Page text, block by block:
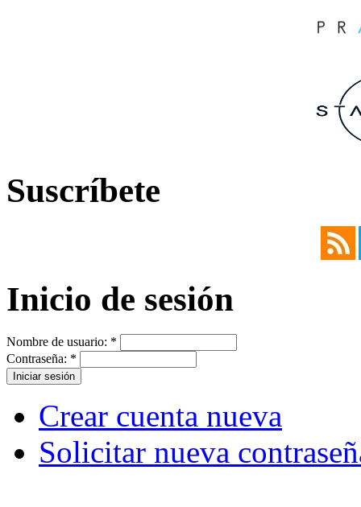
Suscríbete
Inicio de sesión
Nombre de usuario: *
Contraseña: *
Crear cuenta nueva
Solicitar nueva